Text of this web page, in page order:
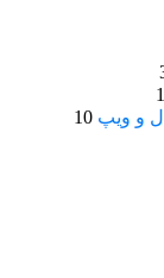
و ویپ 10